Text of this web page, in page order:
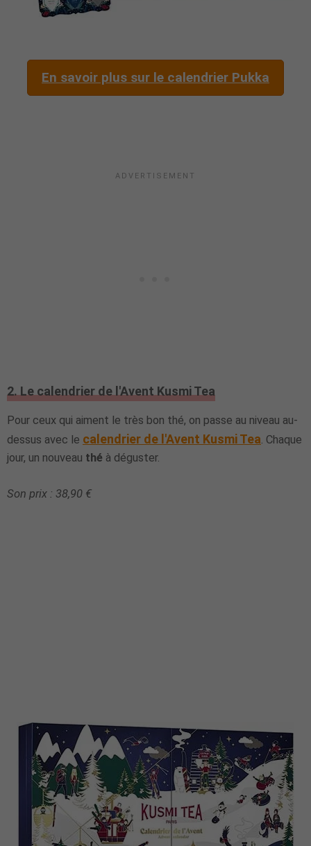
En savoir plus sur le calendrier Pukka
2. Le calendrier de l'Avent Kusmi Tea
Pour ceux qui aiment le très bon thé, on passe au niveau au-
dessus avec le calendrier de l'Avent Kusmi Tea . Chaque
jour, un nouveau thé à déguster.
Son prix : 38,90 €